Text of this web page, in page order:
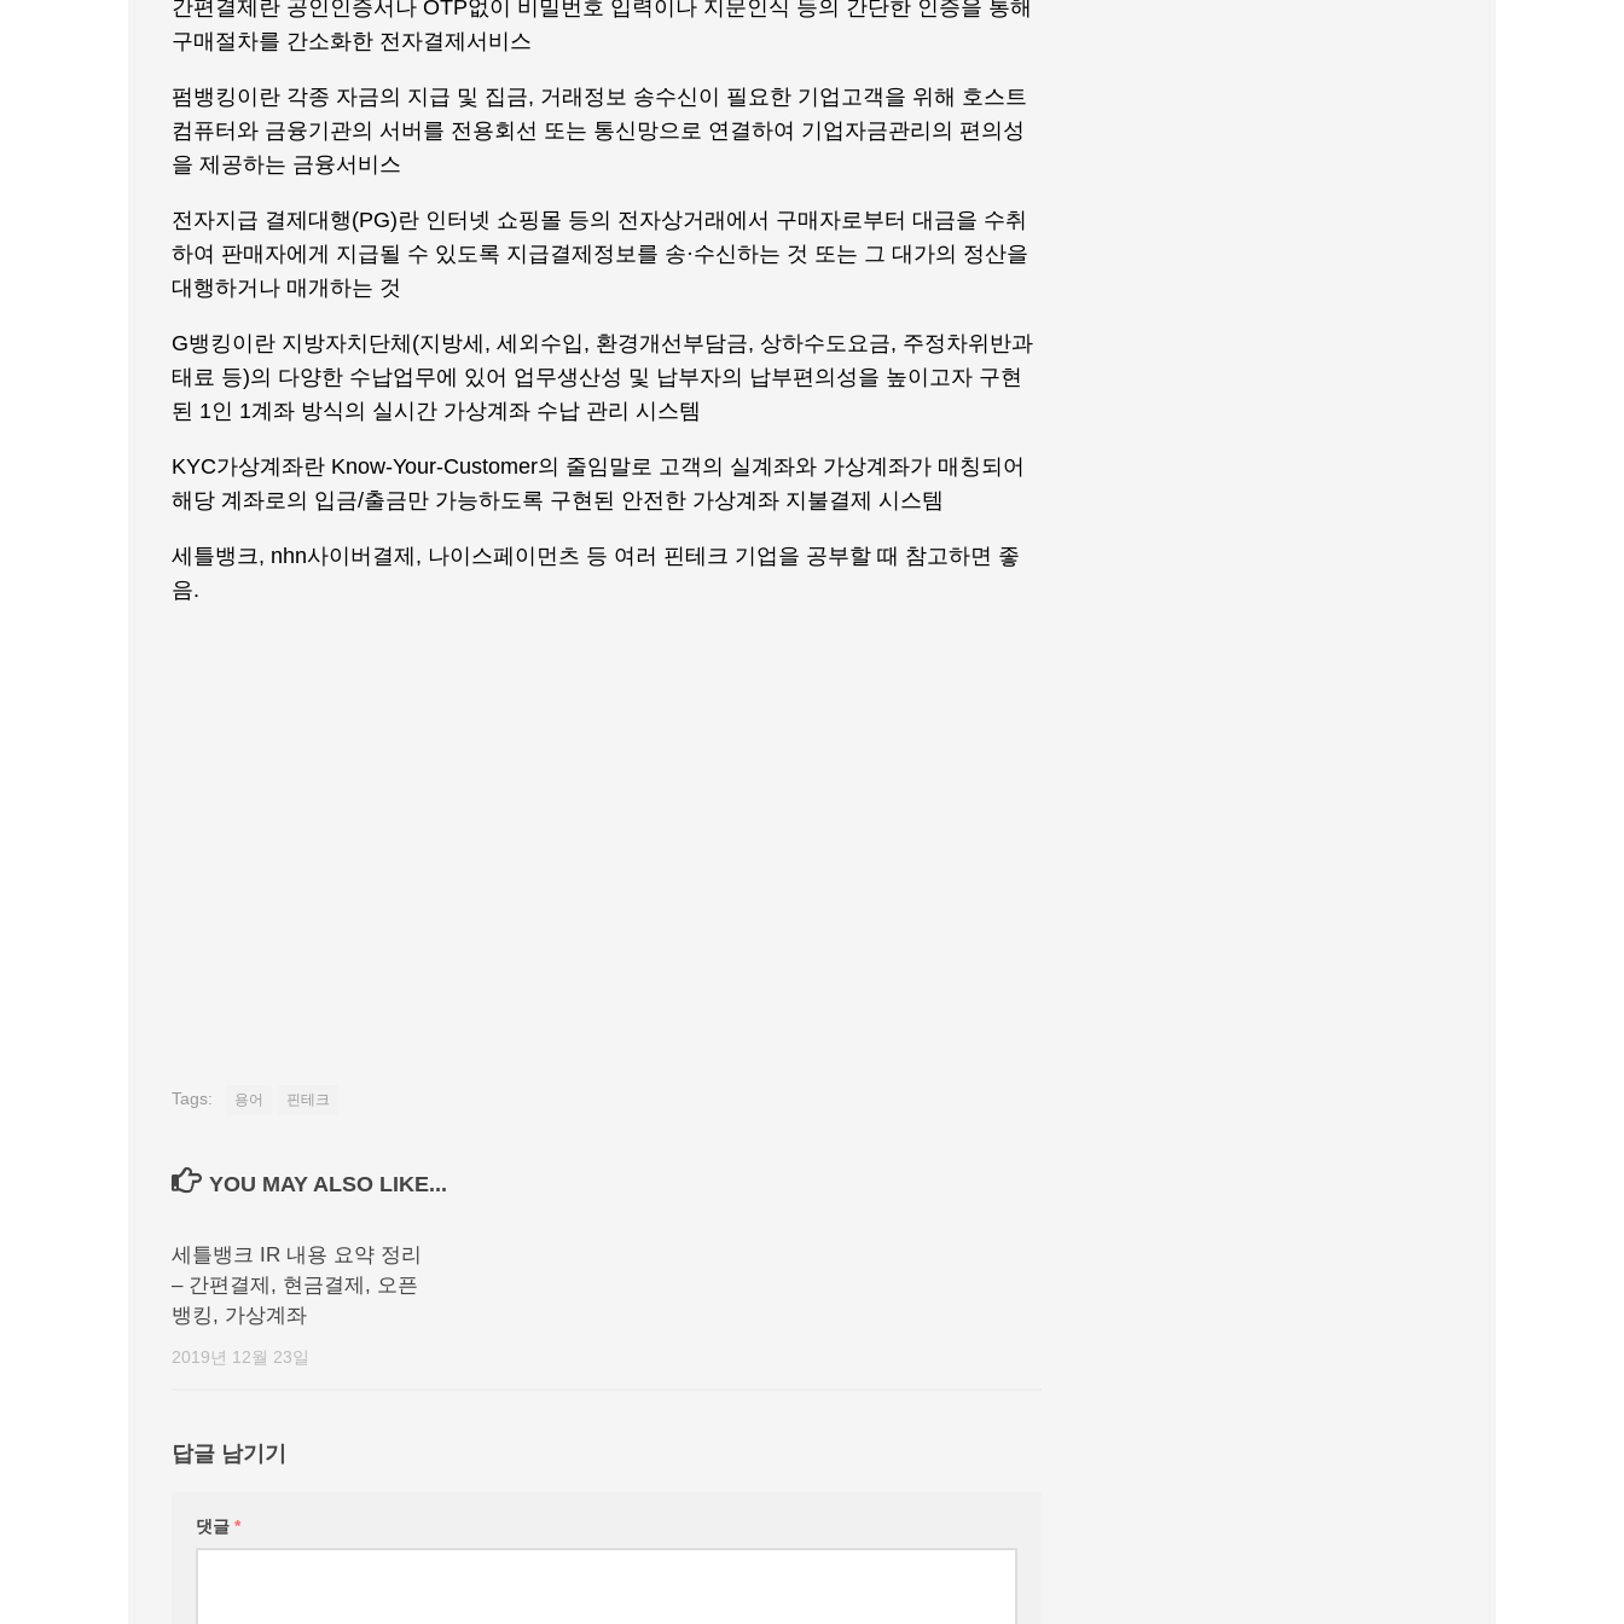
간편결제란 공인인증서나 OTP없이 비밀번호 입력이나 지문인식 등의 간단한 인증을 통해
구매절차를 간소화한 전자결제서비스
펌뱅킹이란 각종 자금의 지급 및 집금, 거래정보 송수신이 필요한 기업고객을 위해 호스트
컴퓨터와 금융기관의 서버를 전용회선 또는 통신망으로 연결하여 기업자금관리의 편의성
을 제공하는 금융서비스
전자지급 결제대행(PG)란 인터넷 쇼핑몰 등의 전자상거래에서 구매자로부터 대금을 수취
하여 판매자에게 지급될 수 있도록 지급결제정보를 송·수신하는 것 또는 그 대가의 정산을
대행하거나 매개하는 것
G뱅킹이란 지방자치단체(지방세, 세외수입, 환경개선부담금, 상하수도요금, 주정차위반과
태료 등)의 다양한 수납업무에 있어 업무생산성 및 납부자의 납부편의성을 높이고자 구현
된 1인 1계좌 방식의 실시간 가상계좌 수납 관리 시스템
KYC가상계좌란 Know-Your-Customer의 줄임말로 고객의 실계좌와 가상계좌가 매칭되어
해당 계좌로의 입금/출금만 가능하도록 구현된 안전한 가상계좌 지불결제 시스템
세틀뱅크, nhn사이버결제, 나이스페이먼츠 등 여러 핀테크 기업을 공부할 때 참고하면 좋
음.
Tags: 용어 핀테크
YOU MAY ALSO LIKE...
세틀뱅크 IR 내용 요약 정리
– 간편결제, 현금결제, 오픈
뱅킹, 가상계좌
2019년 12월 23일
답글 남기기
댓글 *